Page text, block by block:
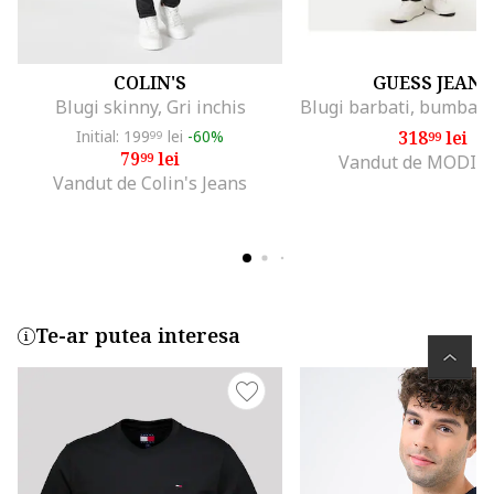
COLIN'S
Blugi skinny, Gri inchis
Initial: 19999 lei -60%
7999lei
Vandut de Colin's Jeans
GUESS JEANS
31899lei
Vandut de
Te-ar putea interesa